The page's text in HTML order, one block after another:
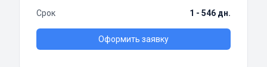
Срок
1 - 546 дн.
Оформить заявку